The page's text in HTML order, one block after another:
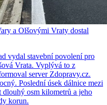
a Olšovými Vraty dostal
vydal stavební povolení pro
Vrata. Vyplývá to z
server Zdopravy.cz.
Poslední úsek dálnice mezi
dlouhý osm kilometrů a jeho
korun.